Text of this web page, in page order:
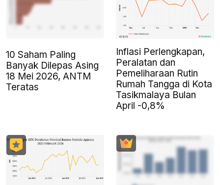
10 Saham Paling
Banyak Dilepas Asing
18 Mei 2026, ANTM
Teratas
Inflasi Perlengkapan,
Peralatan dan
Pemeliharaan Rutin
Rumah Tangga di Kota
Tasikmalaya Bulan
April -0,8%